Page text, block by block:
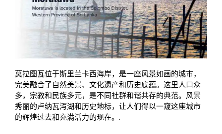
莫拉图瓦位于斯里兰卡西海岸，是一座风景如画的城市，
完美融合了自然美景、文化遗产和历史底蕴。这里人口众
多，宗教和民族多元，是不同社群和谐共存的典范。风景
秀丽的卢纳瓦泻湖和历史地标，让人们得以一窥这座城市
的辉煌过去和充满活力的现在。.